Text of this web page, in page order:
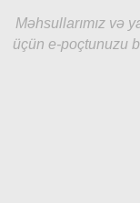
Məhsullarımız və
üçün e-poçtunuzu